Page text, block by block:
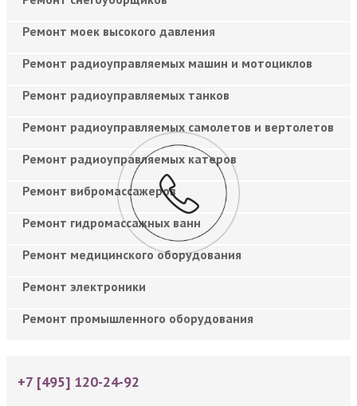
Ремонт моек высокого давления
Ремонт радиоуправляемых машин и мотоциклов
Ремонт радиоуправляемых танков
Ремонт радиоуправляемых самолетов и вертолетов
Ремонт радиоуправляемых катеров
Ремонт вибромассажеров
Ремонт гидромассажных ванн
Ремонт медицинского оборудования
Ремонт электроники
Ремонт промышленного оборудования
+7 [495] 120-24-92